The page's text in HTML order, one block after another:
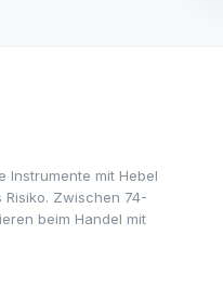
Instrumente mit Hebel
Zwischen 74-
beim Handel mit